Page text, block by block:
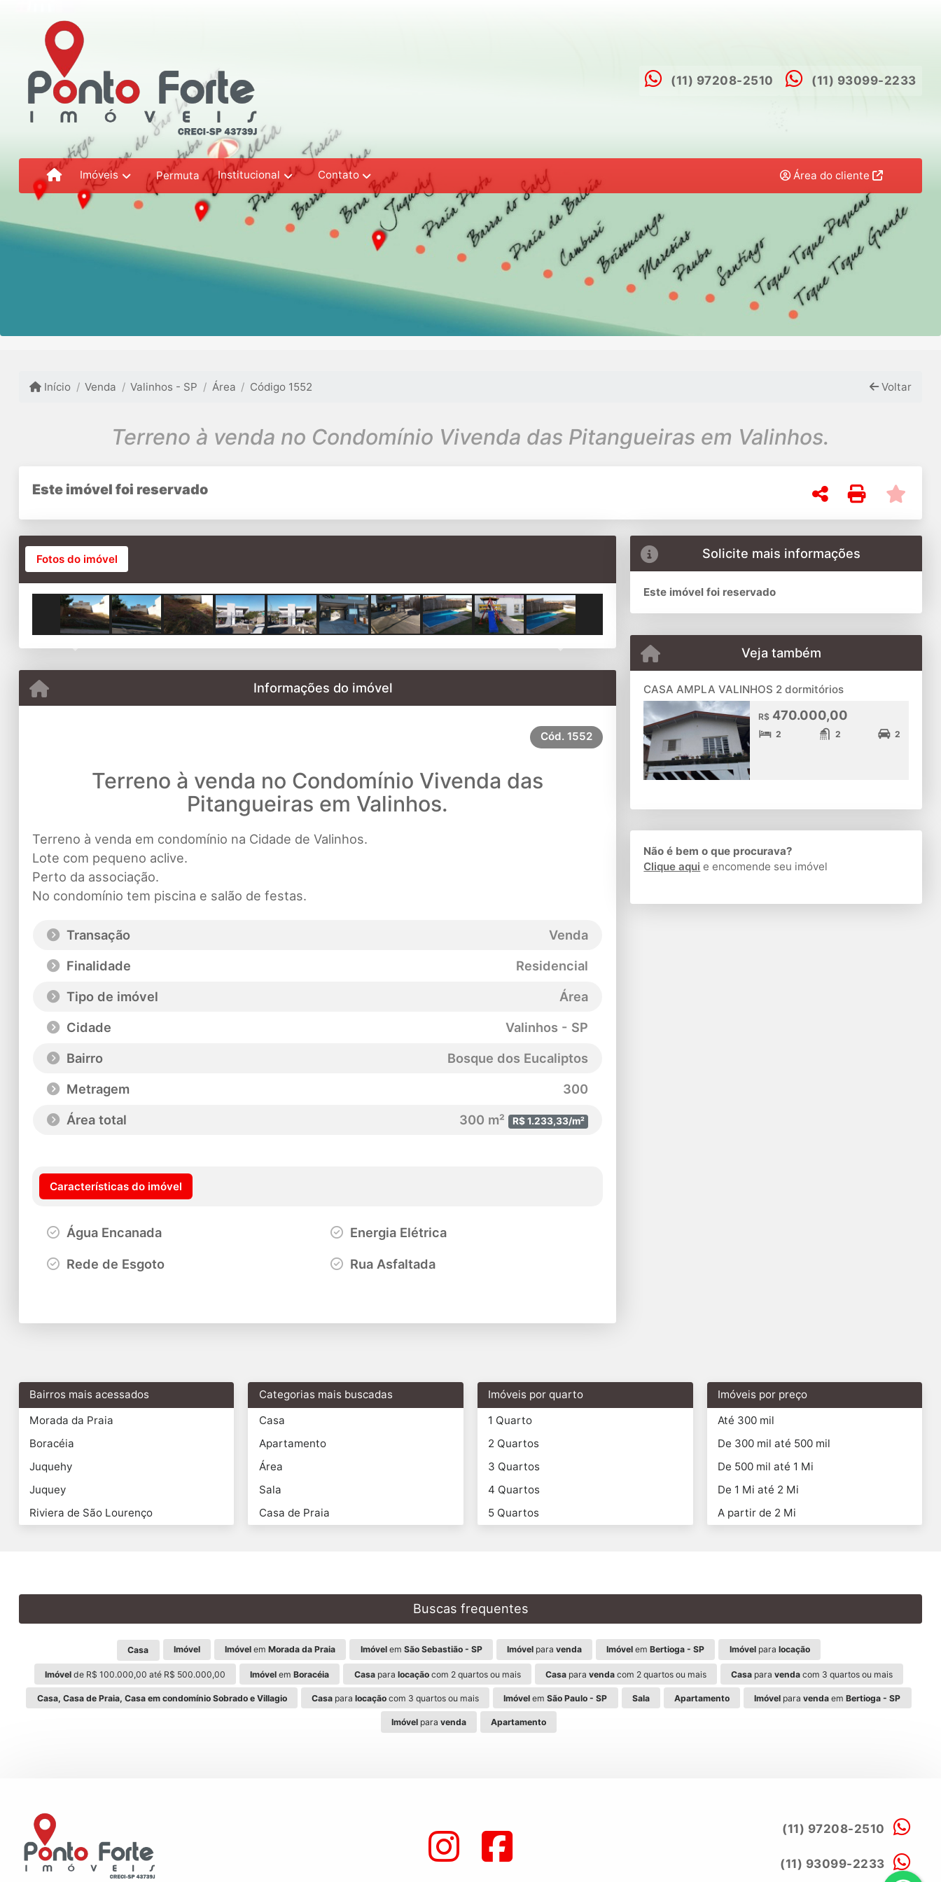
(11) 97208-2510 (11) 93099-2233
Imóveis Permuta Institucional Contato Área do cliente
Início Venda Valinhos - SP Área Código 1552 Voltar
Terreno à venda no Condomínio Vivenda das Pitangueiras em Valinhos.
Este imóvel foi reservado
Fotos do imóvel
Previous Next
Informações do imóvel
Cód. 1552
Terreno à venda no Condomínio Vivenda das
Pitangueiras em Valinhos.
Terreno à venda em condomínio na Cidade de Valinhos.
Lote com pequeno aclive.
Perto da associação.
No condomínio tem piscina e salão de festas.
Transação
Venda
Finalidade
Residencial
Tipo de imóvel
Área
Cidade
Valinhos - SP
Bairro
Bosque dos Eucaliptos
Metragem
300
Área total
300 m² R$ 1.233,33/m²
Características do imóvel
Água Encanada Energia Elétrica
Rede de Esgoto Rua Asfaltada
Solicite mais informações
Este imóvel foi reservado
Veja também
CASA AMPLA VALINHOS 2 dormitórios
R$ 470.000,00
2 2 2
Não é bem o que procurava?
Clique aqui e encomende seu imóvel
Bairros mais acessados
Morada da Praia
Boracéia
Juquehy
Juquey
Riviera de São Lourenço
Categorias mais buscadas
Casa
Apartamento
Área
Sala
Casa de Praia
Imóveis por quarto
1 Quarto
2 Quartos
3 Quartos
4 Quartos
5 Quartos
Imóveis por preço
Até 300 mil
De 300 mil até 500 mil
De 500 mil até 1 Mi
De 1 Mi até 2 Mi
A partir de 2 Mi
Buscas frequentes
Casa Imóvel Imóvel emMorada da Praia Imóvelem São Sebastião - SP Imóvelpara venda Imóvel emBertioga - SP Imóvelpara locação
Imóvelde R$ 100.000,00 até R$ 500.000,00 Imóvel emBoracéia Casapara locaçãocom 2 quartos ou mais Casapara vendacom 2 quartos ou mais Casa paravenda com 3 quartos ou mais
Casa, Casa de Praia, Casa em condomínio Sobrado e Villagio Casapara locaçãocom 3 quartos ou mais Imóvel emSão Paulo - SP Sala Apartamento Imóvel paravenda emBertioga - SP
Imóvelpara venda Apartamento
(11) 97208-2510
(11) 93099-2233